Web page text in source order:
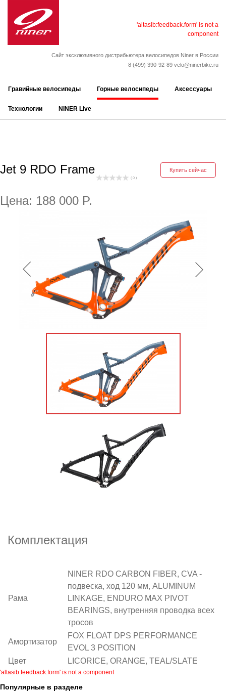
Сайт эксклюзивного дистрибьютера велосипедов Niner в России
8 (499) 390-92-89 velo@ninerbike.ru
Гравийные велосипеды Горные велосипеды Аксессуары
Технологии NINER Live
'altasib:feedback.form' is not a
component
Купить сейчас
Jet 9 RDO Frame
( 0 )
Цена: 188 000 P.
Комплектация
Рама
NINER RDO CARBON FIBER, CVA -
подвеска, ход 120 мм, ALUMINUM
LINKAGE, ENDURO MAX PIVOT
BEARINGS, внутренняя проводка всех
тросов
Амортизатор
FOX FLOAT DPS PERFORMANCE
EVOL 3 POSITION
Цвет
LICORICE, ORANGE, TEAL/SLATE
'altasib:feedback.form' is not a component
Популярные в разделе